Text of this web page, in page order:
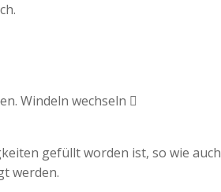
Windeln wechseln 
gefüllt worden ist, so wie auch
werden.